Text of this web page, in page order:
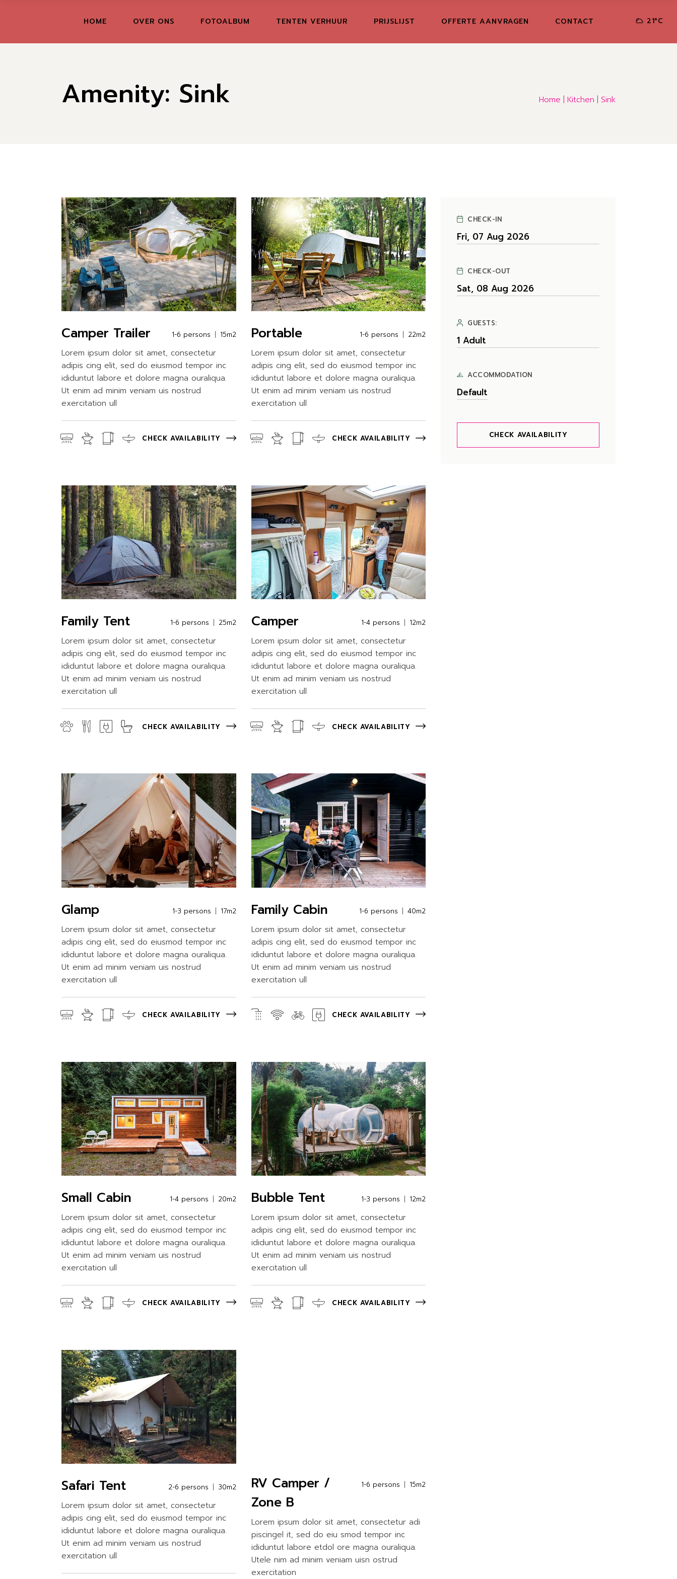
HOME OVER ONS FOTOALBUM TENTEN VERHUUR PRIJSLIJST OFFERTE AANVRAGEN CONTACT 21°C
GR
Amenity: Sink Home Kitchen Sink
Camper Trailer 1-6 persons 15m2
Lorem ipsum dolor sit amet, consectetur
adipis cing elit, sed do eiusmod tempor inc
ididuntut labore et dolore magna ouraliqua.
Ut enim ad minim veniam uis nostrud
exercitation ull
CHECK AVAILABILITY
Portable 1-6 persons 22m2
Lorem ipsum dolor sit amet, consectetur
adipis cing elit, sed do eiusmod tempor inc
ididuntut labore et dolore magna ouraliqua.
Ut enim ad minim veniam uis nostrud
exercitation ull
CHECK AVAILABILITY
Family Tent 1-6 persons 25m2
Lorem ipsum dolor sit amet, consectetur
adipis cing elit, sed do eiusmod tempor inc
ididuntut labore et dolore magna ouraliqua.
Ut enim ad minim veniam uis nostrud
exercitation ull
CHECK AVAILABILITY
Camper 1-4 persons 12m2
Lorem ipsum dolor sit amet, consectetur
adipis cing elit, sed do eiusmod tempor inc
ididuntut labore et dolore magna ouraliqua.
Ut enim ad minim veniam uis nostrud
exercitation ull
CHECK AVAILABILITY
Glamp 1-3 persons 17m2
Lorem ipsum dolor sit amet, consectetur
adipis cing elit, sed do eiusmod tempor inc
ididuntut labore et dolore magna ouraliqua.
Ut enim ad minim veniam uis nostrud
exercitation ull
CHECK AVAILABILITY
Family Cabin 1-6 persons 40m2
Lorem ipsum dolor sit amet, consectetur
adipis cing elit, sed do eiusmod tempor inc
ididuntut labore et dolore magna ouraliqua.
Ut enim ad minim veniam uis nostrud
exercitation ull
CHECK AVAILABILITY
Small Cabin 1-4 persons 20m2
Lorem ipsum dolor sit amet, consectetur
adipis cing elit, sed do eiusmod tempor inc
ididuntut labore et dolore magna ouraliqua.
Ut enim ad minim veniam uis nostrud
exercitation ull
CHECK AVAILABILITY
Bubble Tent 1-3 persons 12m2
Lorem ipsum dolor sit amet, consectetur
adipis cing elit, sed do eiusmod tempor inc
ididuntut labore et dolore magna ouraliqua.
Ut enim ad minim veniam uis nostrud
exercitation ull
CHECK AVAILABILITY
Safari Tent 2-6 persons 30m2
Lorem ipsum dolor sit amet, consectetur
adipis cing elit, sed do eiusmod tempor inc
ididuntut labore et dolore magna ouraliqua.
Ut enim ad minim veniam uis nostrud
exercitation ull
RV Camper /
Zone B
1-6 persons 15m2
Lorem ipsum dolor sit amet, consectetur adi
piscingel it, sed do eiu smod tempor inc
ididuntut labore etdol ore magna ouraliqua.
Utele nim ad minim veniam uisn ostrud
exercitation
CHECK-IN
CHECK-OUT
GUESTS:
ACCOMMODATION
CHECK AVAILABILITY